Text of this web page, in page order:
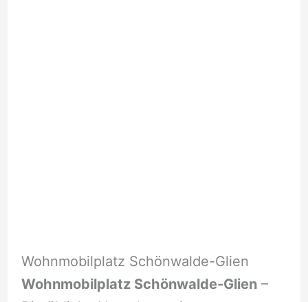
Wohnmobilplatz Schönwalde-Glien
Wohnmobilplatz Schönwalde-Glien–